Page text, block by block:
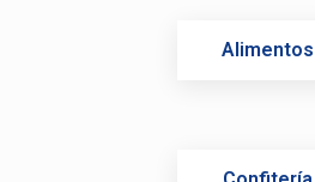
Alimentos